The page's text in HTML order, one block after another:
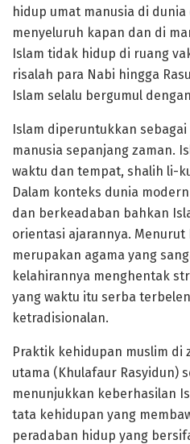
hidup umat manusia di
menyeluruh kapan dan di
Islam tidak hidup di ruang
risalah para Nabi hingga
Islam selalu bergumul
Islam diperuntukkan
manusia sepanjang zaman.
waktu dan tempat, shalih li-
Dalam konteks dunia
dan berkeadaban bahkan
orientasi ajarannya. Menurut
merupakan agama yang
kelahirannya menghentak
yang waktu itu serba
ketradisionalan.
Praktik kehidupan muslim di
utama (Khulafaur Rasyidun)
menunjukkan keberhasilan
tata kehidupan yang
peradaban hidup yang